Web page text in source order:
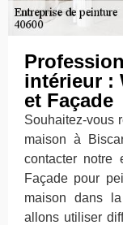
intérieur :
et Façade
Souhaitez-vous
maison à
contacter notre
Façade pour
maison dans
allons utiliser